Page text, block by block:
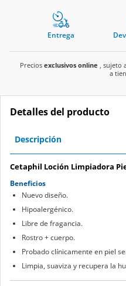
Entrega
Precios exclusivos online , sujeto
a
Detalles del producto
Descripción
Cetaphil Loción Limpiadora
Beneficios
Nuevo diseño.
Hipoalergénico.
Libre de fragancia.
Rostro + cuerpo.
Probado clínicamente en piel
Limpia, suaviza y recupera la